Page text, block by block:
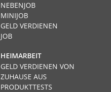
NEBENJOB
MINIJOB
GELD VERDIENEN
JOB
HEIMARBEIT
GELD VERDIENEN VON
ZUHAUSE AUS
PRODUKTTESTS